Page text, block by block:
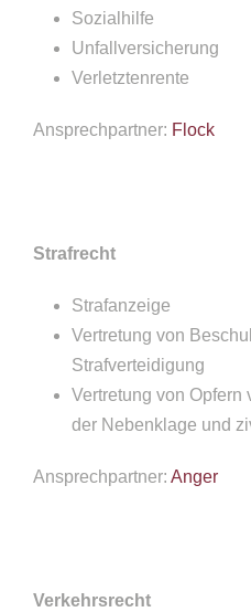
Sozialhilfe
Unfallversicherung
Verletztenrente
Ansprechpartner: Flock
Strafrecht
Strafanzeige
Vertretung von
Strafverteidigung
Vertretung von Opfern
der Nebenklage und
Ansprechpartner: Anger
Verkehrsrecht